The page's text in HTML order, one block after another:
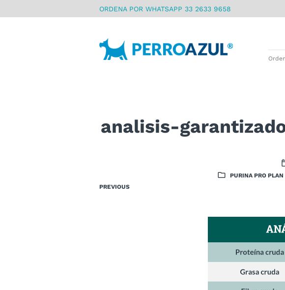
ORDENA POR WHATSAPP 33 2633 9658
analisis-
PURINA PRO
PREVIOUS